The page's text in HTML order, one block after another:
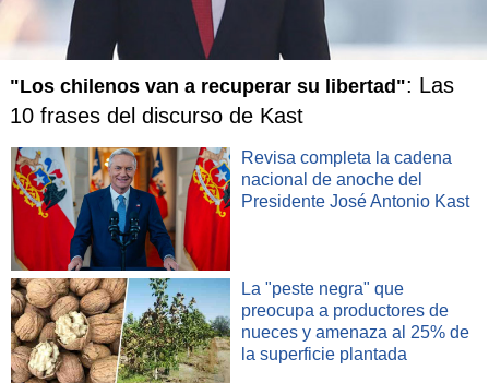
"Los chilenos van a recuperar su libertad": Las
10 frases del discurso de Kast
Revisa completa la cadena
nacional de anoche del
Presidente José Antonio Kast
La "peste negra" que
preocupa a productores de
nueces y amenaza al 25% de
la superficie plantada